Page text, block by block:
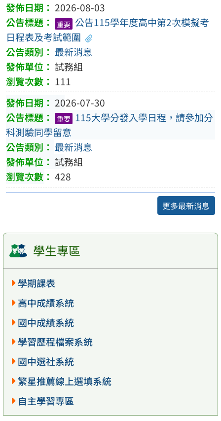
2026-08-03
重要 公告115學年度高中第2次模擬考
日程表及考試範圍
最新消息
試務組
111
2026-07-30
重要 115大學分發入學日程，請參加分
科測驗同學留意
最新消息
試務組
428
更多最新消息
學生專區
學期課表
高中成績系統
國中成績系統
學習歷程檔案系統
國中選社系統
繁星推薦線上選填系統
自主學習專區